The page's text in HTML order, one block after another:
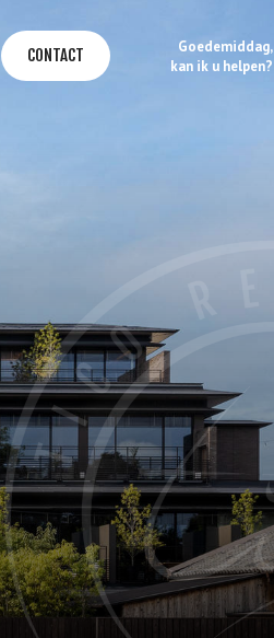
CONTACT
Goedemiddag,
kan ik u helpen?